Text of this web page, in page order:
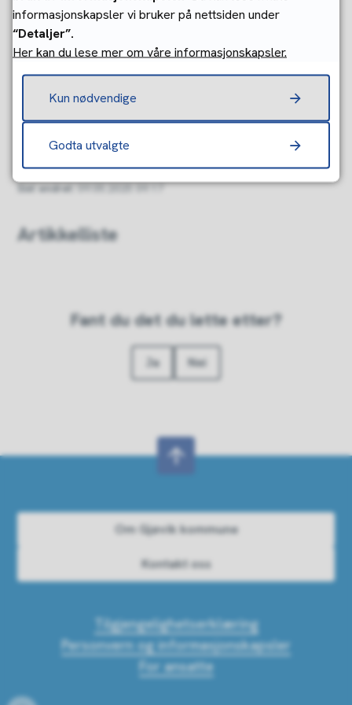
To typer reguleringsplaner
Når må man lage ny reguleringsplan?
Sist endret 09.05.2025 09.17
Artikkelliste
Fant du det du lette etter?
Ja Nei
Om Gjøvik kommune
Kontakt oss
Tilgjengelighetserklæring
Personvern og informasjonskapsler
For ansatte
informasjonskapsler vi bruker på nettsiden under
“Detaljer”.
Her kan du lese mer om våre informasjonskapsler.
Kun nødvendige
Godta utvalgte